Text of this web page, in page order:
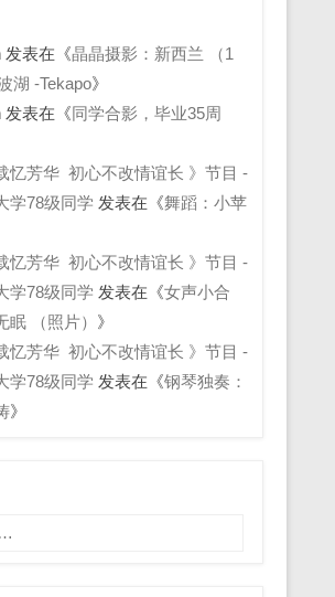
发表在《晶晶摄影：新西兰 （1
湖 -Tekapo》
发表在《同学合影，毕业35周
忆芳华 初心不改情谊长 》节目 -
学78级同学 发表在《舞蹈：小苹
忆芳华 初心不改情谊长 》节目 -
学78级同学 发表在《女声小合
眠 （照片） 》
忆芳华 初心不改情谊长 》节目 -
学78级同学 发表在《钢琴独奏：
》